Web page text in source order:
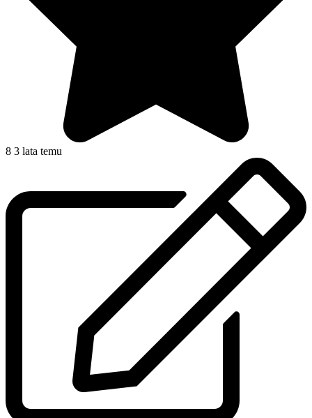
8 3 lata temu